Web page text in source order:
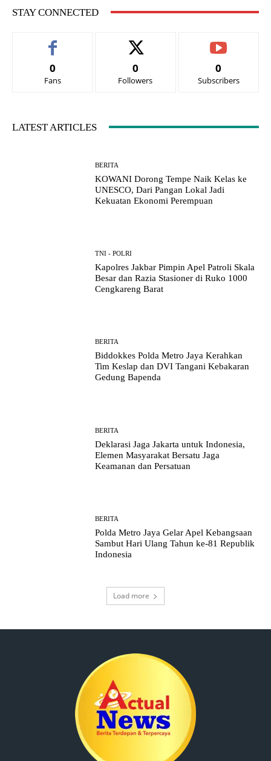
STAY CONNECTED
0
Fans
0
Followers
0
Subscribers
LATEST ARTICLES
BERITA
KOWANI Dorong Tempe Naik Kelas ke
UNESCO, Dari Pangan Lokal Jadi
Kekuatan Ekonomi Perempuan
TNI - POLRI
Kapolres Jakbar Pimpin Apel Patroli Skala
Besar dan Razia Stasioner di Ruko 1000
Cengkareng Barat
BERITA
Biddokkes Polda Metro Jaya Kerahkan
Tim Keslap dan DVI Tangani Kebakaran
Gedung Bapenda
BERITA
Deklarasi Jaga Jakarta untuk Indonesia,
Elemen Masyarakat Bersatu Jaga
Keamanan dan Persatuan
BERITA
Polda Metro Jaya Gelar Apel Kebangsaan
Sambut Hari Ulang Tahun ke-81 Republik
Indonesia
Load more